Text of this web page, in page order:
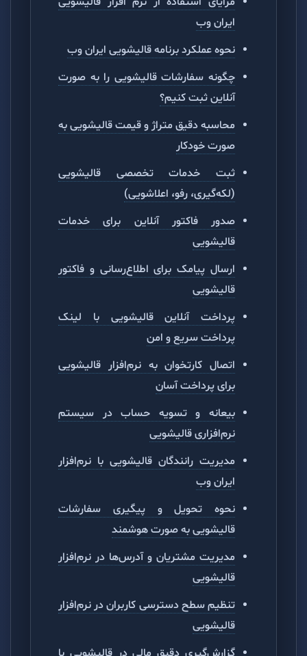
ایران وب
نحوه عملکرد برنامه قالیشویی ایران وب
چگونه سفارشات قالیشویی را به صورت
آنلاین ثبت کنیم؟
محاسبه دقیق متراژ و قیمت قالیشویی به
صورت خودکار
ثبت خدمات تخصصی قالیشویی
(لکه‌گیری، رفو، اعلاشویی)
صدور فاکتور آنلاین برای خدمات
قالیشویی
ارسال پیامک برای اطلاع‌رسانی و فاکتور
قالیشویی
پرداخت آنلاین قالیشویی با لینک
پرداخت سریع و امن
اتصال کارتخوان به نرم‌افزار قالیشویی
برای پرداخت آسان
بیعانه و تسویه حساب در سیستم
نرم‌افزاری قالیشویی
مدیریت رانندگان قالیشویی با نرم‌افزار
ایران وب
نحوه تحویل و پیگیری سفارشات
قالیشویی به صورت هوشمند
مدیریت مشتریان و آدرس‌ها در نرم‌افزار
قالیشویی
تنظیم سطح دسترسی کاربران در نرم‌افزار
قالیشویی